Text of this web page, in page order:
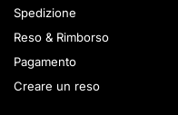
Spedizione
Reso & Rimborso
Pagamento
Creare un reso